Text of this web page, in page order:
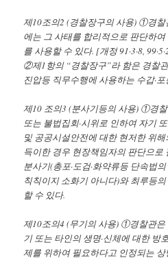
제10조의2 (경찰장구의 사용) ①경
에는 그 사태를 합리적으로 판단하
를 사용할 수 있다. [개정 91·3·8,
②제1항의 “경찰장구”라 함은 경찰
진압등 직무수행에 사용하는 수갑·
제10 조의3 (분사기등의 사용) ①경
또는 불법집회·시위로 인하여 자기
및 공공시설안전에 대한 현저한 위
득이한 경우 현장책임자의 판단으
분사기(총포·도검·화약류등 단속법
칙칙이지 소화기 아니다)와 최루등
할 수 있다.
제10조의4 (무기의 사용) ①경찰관은
기 또는 타인의 생명·신체에 대한 방
제를 위하여 필요하다고 인정되는